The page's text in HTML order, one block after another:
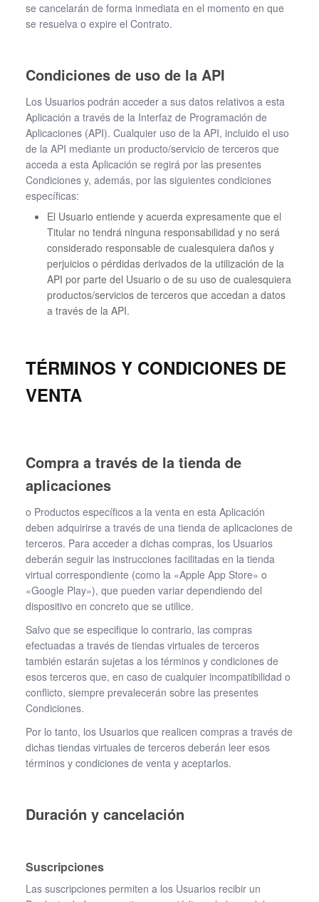
se cancelarán de forma inmediata en el momento en que
se resuelva o expire el Contrato.
Condiciones de uso de la API
Los Usuarios podrán acceder a sus datos relativos a esta
Aplicación a través de la Interfaz de Programación de
Aplicaciones (API). Cualquier uso de la API, incluido el uso
de la API mediante un producto/servicio de terceros que
acceda a esta Aplicación se regirá por las presentes
Condiciones y, además, por las siguientes condiciones
específicas:
El Usuario entiende y acuerda expresamente que el
Titular no tendrá ninguna responsabilidad y no será
considerado responsable de cualesquiera daños y
perjuicios o pérdidas derivados de la utilización de la
API por parte del Usuario o de su uso de cualesquiera
productos/servicios de terceros que accedan a datos
a través de la API.
TÉRMINOS Y CONDICIONES DE
VENTA
Compra a través de la tienda de
aplicaciones
o Productos específicos a la venta en esta Aplicación
deben adquirirse a través de una tienda de aplicaciones de
terceros. Para acceder a dichas compras, los Usuarios
deberán seguir las instrucciones facilitadas en la tienda
virtual correspondiente (como la «Apple App Store» o
«Google Play»), que pueden variar dependiendo del
dispositivo en concreto que se utilice.
Salvo que se especifique lo contrario, las compras
efectuadas a través de tiendas virtuales de terceros
también estarán sujetas a los términos y condiciones de
esos terceros que, en caso de cualquier incompatibilidad o
conflicto, siempre prevalecerán sobre las presentes
Condiciones.
Por lo tanto, los Usuarios que realicen compras a través de
dichas tiendas virtuales de terceros deberán leer esos
términos y condiciones de venta y aceptarlos.
Duración y cancelación
Suscripciones
Las suscripciones permiten a los Usuarios recibir un